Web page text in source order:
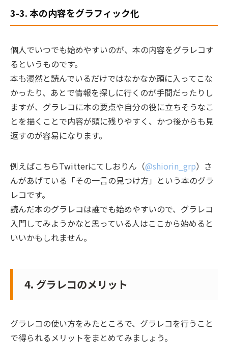
3-3. 本の内容をグラフィック化
個人でいつでも始めやすいのが、本の内容をグラレコす
るというものです。
本も漫然と読んでいるだけではなかなか頭に入ってこな
かったり、あとで情報を探しに行くのが手間だったりし
ますが、グラレコに本の要点や自分の役に立ちそうなこ
とを描くことで内容が頭に残りやすく、かつ後からも見
返すのが容易になります。
例えばこちらTwitterにてしおりん（@shiorin_grp）さ
んがあげている「その一言の見つけ方」という本のグラ
レコです。
読んだ本のグラレコは誰でも始めやすいので、グラレコ
入門してみようかなと思っている人はここから始めると
いいかもしれません。
4. グラレコのメリット
グラレコの使い方をみたところで、グラレコを行うこと
で得られるメリットをまとめてみましょう。